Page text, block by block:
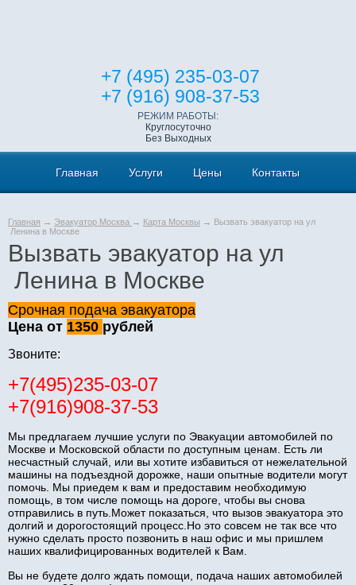
+7 (495) 235-03-07
+7 (916) 908-37-53
РЕЖИМ РАБОТЫ:
Круглосуточно
Без Выходных
Главная Услуги Цены Контакты
Главная → Эвакуатор Москва → Карта Москвы → Вызвать эвакуатор на ул
Ленина в Москве
Вызвать эвакуатор на ул
Ленина в Москве
Срочная подача эвакуатора
Цена от 1350 рублей
Звоните:
+7(495)235-03-07
+7(916)908-37-53
Мы предлагаем лучшие услуги по Эвакуации автомобилей по
Москве и Московской области по доступным ценам. Есть ли
несчастный случай, или вы хотите избавиться от нежелательной
машины на подъездной дорожке, наши опытные водители могут
помочь. Мы приедем к вам и предоставим необходимую
помощь, в том числе помощь на дороге, чтобы вы снова
отправились в путь.Может показаться, что вызов эвакуатора это
долгий и дорогостоящий процесс.Но это совсем не так все что
нужно сделать просто позвонить в наш офис и мы пришлем
наших квалифицированных водителей к Вам.
Вы не будете долго ждать помощи, подача наших автомобилей